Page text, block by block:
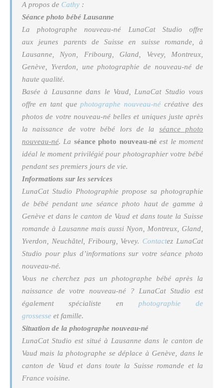
A propos de Cathy :
Séance photo bébé Lausanne
Laphotographe nouveau-né LunaCat Studio offre
aux jeunes parents de Suisse en suisse romande, à
Lausanne, Nyon, Fribourg, Gland, Vevey, Montreux,
Genève, Yverdon, une photographie de nouveau-né de
haute qualité.
Basée à Lausanne dans le Vaud, LunaCat Studio vous
offre en tant que photographe nouveau-né créative des
photos de votre nouveau-né belles et uniques juste après
la naissance de votre bébé lors de la séance photo
nouveau-né. La séance photo nouveau-néest le moment
idéal le moment privilégié pour photographier votre bébé
pendant ses premiers jours de vie.
Informations sur les services
LunaCat Studio Photographie propose sa photographie
de bébé pendant une séance photo haut de gamme à
Genève et dans le canton de Vaud et dans toute la Suisse
romande à Lausanne mais aussi Nyon, Montreux, Gland,
Yverdon, Neuchâtel, Fribourg, Vevey. Contactez LunaCat
Studio pour plus d’informations sur votre séance photo
nouveau-né.
Vous ne cherchez pas un photographe bébé après la
naissance de votre nouveau-né ? LunaCat Studio est
également spécialiste en photographie de
grossesse et famille.
Situation de la photographe nouveau-né
LunaCat Studio est situé à Lausanne dans le canton de
Vaud mais la photographe se déplace à Genève, dans le
canton de Vaud et dans toute la Suisse romande et la
France voisine.